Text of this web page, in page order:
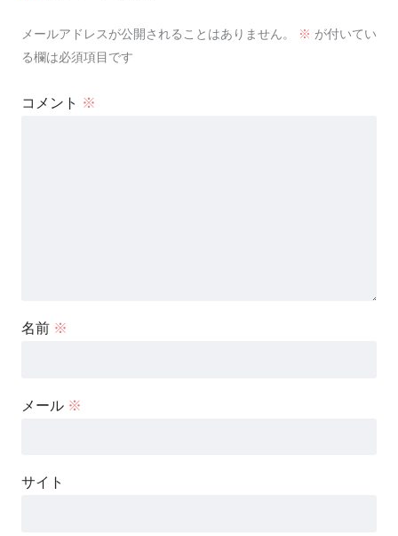
メールアドレスが公開されることはありません。 ※ が付いてい
る欄は必須項目です
コメント ※
名前 ※
メール ※
サイト